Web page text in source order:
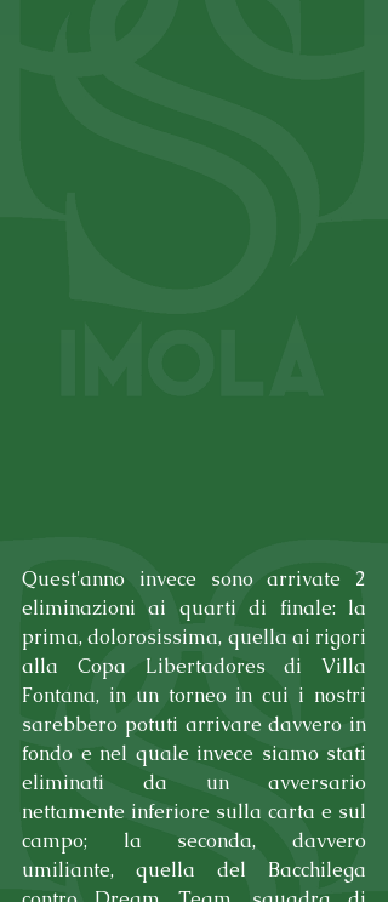
Quest'anno invece sono arrivate 2
eliminazioni ai quarti di finale: la
prima, dolorosissima, quella ai rigori
alla Copa Libertadores di Villa
Fontana, in un torneo in cui i nostri
sarebbero potuti arrivare davvero in
fondo e nel quale invece siamo stati
eliminati da un avversario
nettamente inferiore sulla carta e sul
campo; la seconda, davvero
umiliante, quella del Bacchilega